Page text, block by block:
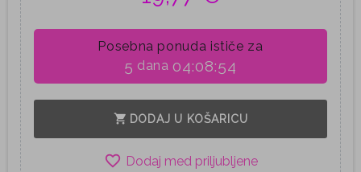
Posebna ponuda ističe za
5 dana 04:08:53
shopping_cart DODAJ U KOŠARICU
favorite_border